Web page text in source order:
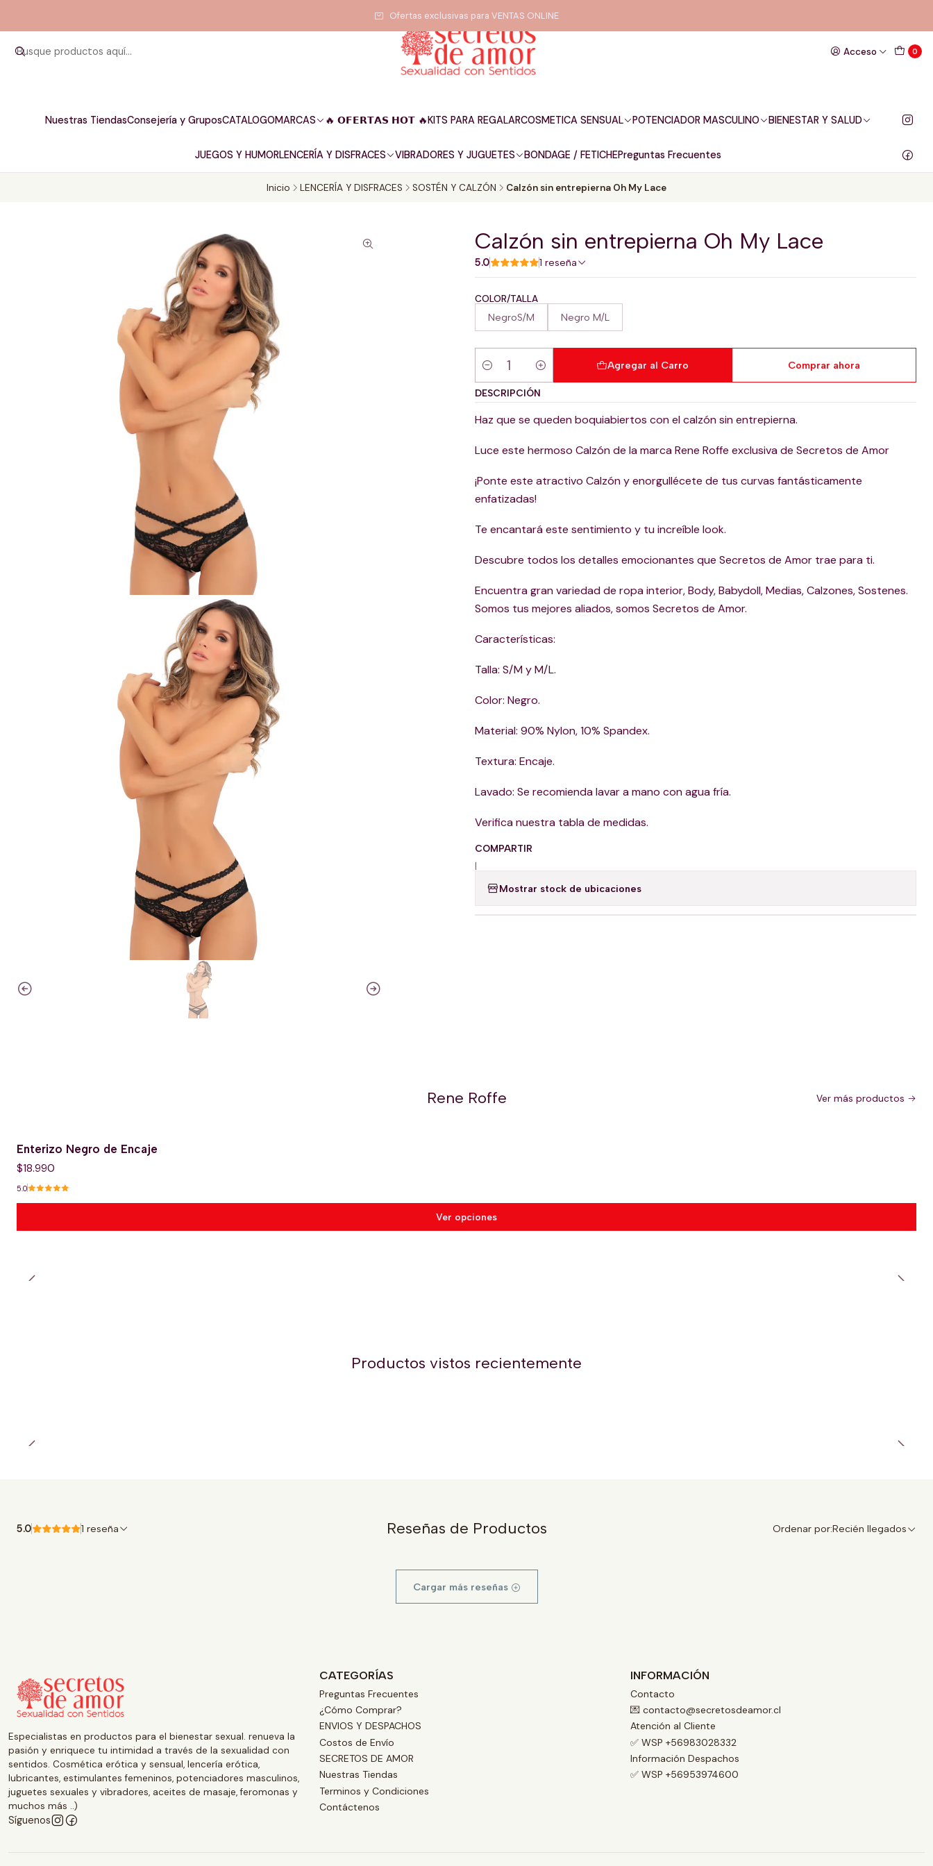
Acceso 0
Nuestras TiendasConsejería y GruposCATALOGOMARCAS 🔥 𝗢𝗙𝗘𝗥𝗧𝗔𝗦 𝗛𝗢𝗧 🔥KITS PARA REGALARCOSMETICA SENSUAL POTENCIADOR MASCULINO BIENESTAR Y SALUD
JUEGOS Y HUMORLENCERÍA Y DISFRACES VIBRADORES Y JUGUETES BONDAGE / FETICHEPreguntas Frecuentes
Ofertas exclusivas para VENTAS ONLINE
Inicio LENCERÍA Y DISFRACES SOSTÉN Y CALZÓN Calzón sin entrepierna Oh My Lace
Calzón sin entrepierna Oh My Lace
5.0 1 reseña
COLOR/TALLA
NegroS/M Negro M/L
Cantidad
Agregar al Carro Comprar ahora
DESCRIPCIÓN
Haz que se queden boquiabiertos con el calzón sin entrepierna.
Luce este hermoso Calzón de la marca Rene Roffe exclusiva de Secretos de Amor
¡Ponte este atractivo Calzón y enorgullécete de tus curvas fantásticamente
enfatizadas!
Te encantará este sentimiento y tu increíble look.
Descubre todos los detalles emocionantes que Secretos de Amor trae para ti.
Encuentra gran variedad de ropa interior, Body, Babydoll, Medias, Calzones, Sostenes.
Somos tus mejores aliados, somos Secretos de Amor.
Características:
Talla: S/M y M/L.
Color: Negro.
Material: 90% Nylon, 10% Spandex.
Textura: Encaje.
Lavado: Se recomienda lavar a mano con agua fría.
Verifica nuestra tabla de medidas.
COMPARTIR
|
Mostrar stock de ubicaciones
Rene Roffe Ver más productos
Enterizo Negro de Encaje
$18.990
5.0
Ver opciones
Productos vistos recientemente
Reseñas de Productos
5.0 1 reseña Ordenar por:Recién llegados
Cargar más reseñas
Especialistas en productos para el bienestar sexual. renueva la
pasión y enriquece tu intimidad a través de la sexualidad con
sentidos. Cosmética erótica y sensual, lencería erótica,
lubricantes, estimulantes femeninos, potenciadores masculinos,
juguetes sexuales y vibradores, aceites de masaje, feromonas y
muchos más ..)
Síguenos
CATEGORÍAS
Preguntas Frecuentes
¿Cómo Comprar?
ENVIOS Y DESPACHOS
Costos de Envío
SECRETOS DE AMOR
Nuestras Tiendas
Terminos y Condiciones
Contáctenos
INFORMACIÓN
Contacto
💌 contacto@secretosdeamor.cl
Atención al Cliente
✅ WSP +56983028332
Información Despachos
✅ WSP +56953974600